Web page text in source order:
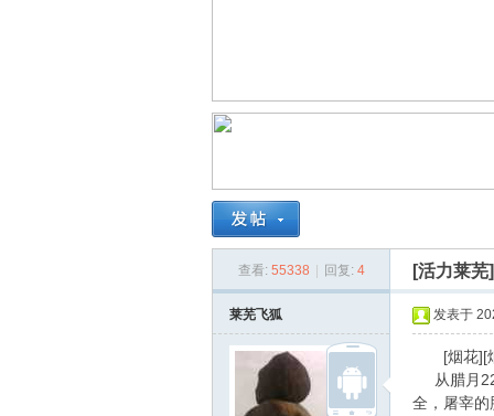
查看: 55338 回复: 4 [活力莱芜]
莱芜飞狐 发表于
[烟花][烟
从腊月22
全，屠宰的